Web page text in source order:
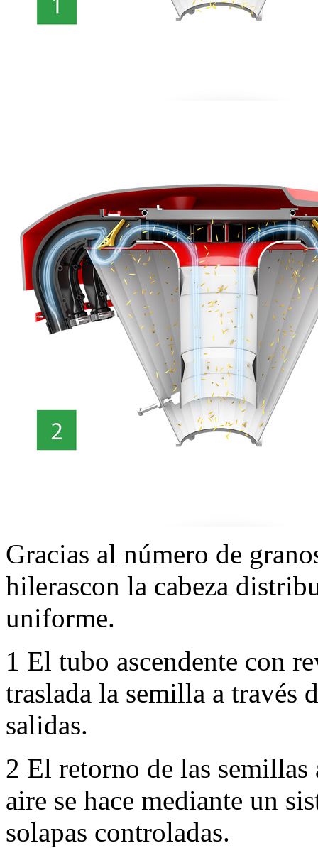
Gracias al número de
hilerascon la cabeza
uniforme.
1 El tubo ascendente con
traslada la semilla a través
salidas.
2 El retorno de las
aire se hace mediante un
solapas controladas.